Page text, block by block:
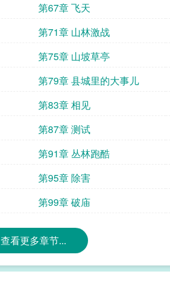
第67章 飞天
第71章 山林激战
第75章 山坡草亭
第79章 县城里的大事儿
第83章 相见
第87章 测试
第91章 丛林跑酷
第95章 除害
第99章 破庙
查看更多章节...